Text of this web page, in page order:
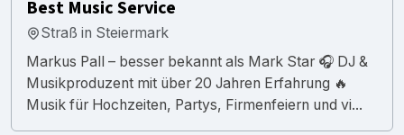
Best Music Service
Straß in Steiermark
Markus Pall – besser bekannt als Mark Star 🎧 DJ &
Musikproduzent mit über 20 Jahren Erfahrung 🔥
Musik für Hochzeiten, Partys, Firmenfeiern und vi...